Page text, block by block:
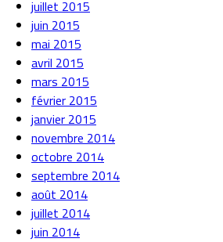
juillet 2015
juin 2015
mai 2015
avril 2015
mars 2015
février 2015
janvier 2015
novembre 2014
octobre 2014
septembre 2014
août 2014
juillet 2014
juin 2014